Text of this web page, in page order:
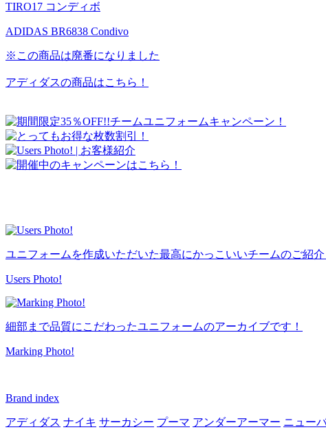
TIRO17 コンディボ
ADIDAS BR6838 Condivo
※この商品は廃番になりました
アディダスの商品はこちら！
ユニフォームを作成いただいた最高にかっこいいチームのご紹介
Users Photo!
細部まで品質にこだわったユニフォームのアーカイブです！
Marking Photo!
Brand index
アディダス ナイキ サーカシー プーマ アンダーアーマー ニュー